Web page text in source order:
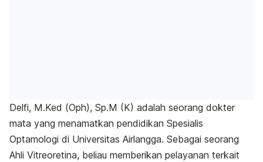
Delfi, M.Ked (Oph), Sp.M (K) adalah seorang dokter
mata yang menamatkan pendidikan Spesialis
Optamologi di Universitas Airlangga. Sebagai seorang
Ahli Vitreoretina, beliau memberikan pelayanan terkait